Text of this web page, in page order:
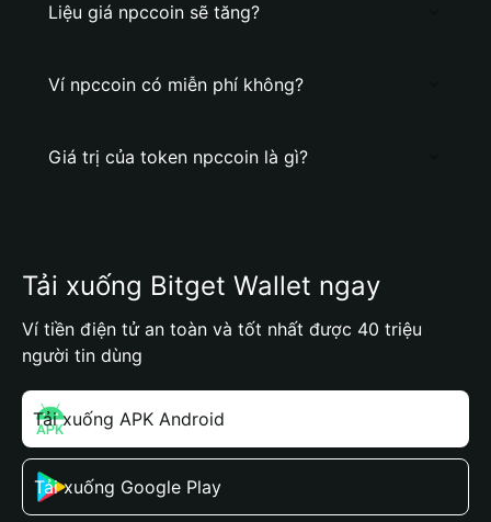
Liệu giá npccoin sẽ tăng?
Ví npccoin có miễn phí không?
Giá trị của token npccoin là gì?
Tải xuống Bitget Wallet ngay
Ví tiền điện tử an toàn và tốt nhất được 40 triệu
người tin dùng
Tải xuống APK Android
Tải xuống Google Play